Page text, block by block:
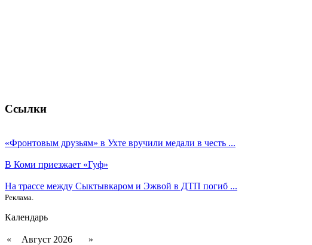
Ссылки
«Фронтовым друзьям» в Ухте вручили медали в честь ...
В Коми приезжает «Гуф»
На трассе между Сыктывкаром и Эжвой в ДТП погиб ...
Реклама.
Календарь
« Август 2026
»